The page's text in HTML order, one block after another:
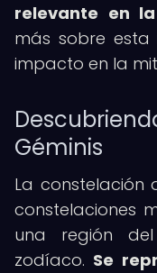
relevante en
más sobre esta
impacto en la
Géminis
La constelación
constelaciones
una región
zodíaco. Se